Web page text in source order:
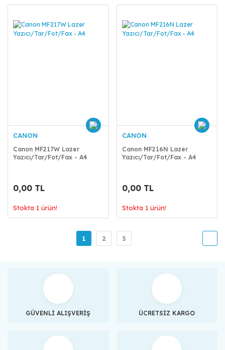
CANON
Canon MF217W Lazer
Yazıcı/Tar/Fot/Fax - A4
0,00 TL
Stokta 1 ürün!
CANON
Canon MF216N Lazer
Yazıcı/Tar/Fot/Fax - A4
0,00 TL
Stokta 1 ürün!
1 2 3
GÜVENLİ ALIŞVERİŞ ÜCRETSİZ KARGO